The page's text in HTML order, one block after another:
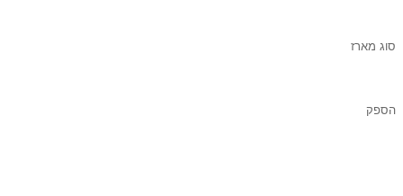
סוג מארז
הספק